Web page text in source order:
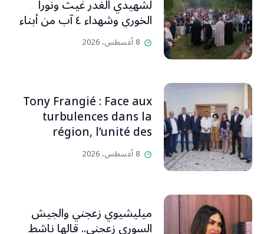
لشهيدي الغدر غيث ونورا
الخوري وشهداء ٤ آب من أبناء
البلدة.. كارين الخوري افرام: لقد
كان بيتنا، بوجود والدي، ينبض
إقفاله لكنه لم يستطع لأنه
بيت رسالة وتاريخ وإيمان وقيم
مستمرة (صور وVideo)
8 أغسطس، 2026
Tony Frangié : Face aux
turbulences dans la
région, l’unité des
Libanais est primordiale
L’OLJ / Par Scarlett
8 أغسطس، 2026
ميليشيوي زعجني والجيش
السوري زعجني.. قالها ناشط